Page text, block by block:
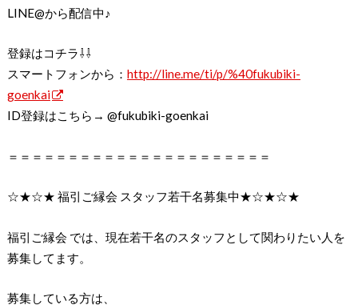
LINE@から配信中♪
登録はコチラ⇩⇩
スマートフォンから： http://line.me/ti/p/%40fukubiki-
goenkai
ID登録はこちら→ @fukubiki-goenkai
＝＝＝＝＝＝＝＝＝＝＝＝＝＝＝＝＝＝＝＝＝＝
☆★☆★ 福引ご縁会 スタッフ若干名募集中★☆★☆★
福引ご縁会 では、現在若干名のスタッフとして関わりたい人を
募集してます。
募集している方は、